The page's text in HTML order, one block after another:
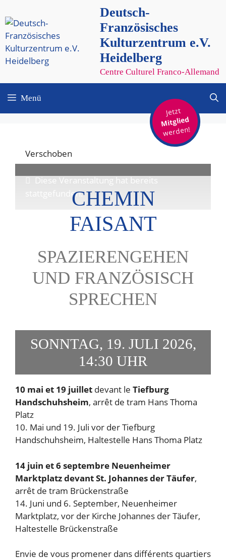
Inhalt
springen
Deutsch-
Französisches
Kulturzentrum e.V.
Heidelberg
Centre Culturel Franco-Allemand
Jetzt
Mitglied
werden!
Menü
Diese Veranstaltung hat bereits
stattgefunden.
Verschoben
CHEMIN
FAISANT
SPAZIERENGEHEN
UND FRANZÖSISCH
SPRECHEN
SONNTAG, 19. JULI 2026,
14:30 UHR
10 mai et 19 juillet devant le Tiefburg
Handschuhsheim, arrêt de tram Hans Thoma
Platz
10. Mai und 19. Juli vor der Tiefburg
Handschuhsheim, Haltestelle Hans Thoma Platz
14 juin et 6 septembre Neuenheimer
Marktplatz devant St. Johannes der Täufer,
arrêt de tram Brückenstraße
14. Juni und 6. September, Neuenheimer
Marktplatz, vor der Kirche Johannes der Täufer,
Haltestelle Brückenstraße
Envie de vous promener dans différents quartiers